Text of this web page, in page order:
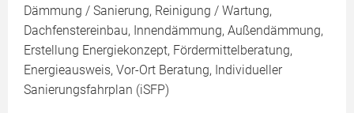
Dämmung / Sanierung, Reinigung / Wartung,
Dachfenstereinbau, Innendämmung, Außendämmung,
Erstellung Energiekonzept, Fördermittelberatung,
Energieausweis, Vor-Ort Beratung, Individueller
Sanierungsfahrplan (iSFP)